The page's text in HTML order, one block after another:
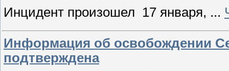
Инцидент произошел 17 января, ...
Информация об освобождении
подтверждена